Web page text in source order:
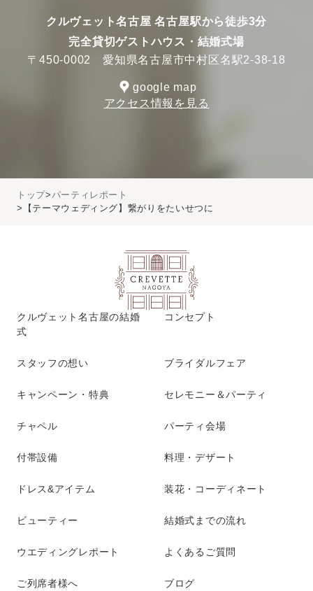
クルヴェット名古屋 名古屋駅から徒歩3分
完全貸切ゲストハウス・結婚式場
〒450-0002 愛知県名古屋市中村区名駅2-38-18
google map
アクセス情報を見る
トップ
パーティレポート
【テーマウェディング】繋がりをたいせつに
クルヴェット名古屋の結婚
式
コンセプト
スタッフの想い ブライダルフェア
キャンペーン・特典 セレモニー＆パーティ
チャペル パーティ会場
付帯設備 料理・デザート
ドレス&アイテム 装花・コーディネート
ビューティー 結婚式までの流れ
ウエディングレポート よくあるご質問
ご列席者様へ ブログ